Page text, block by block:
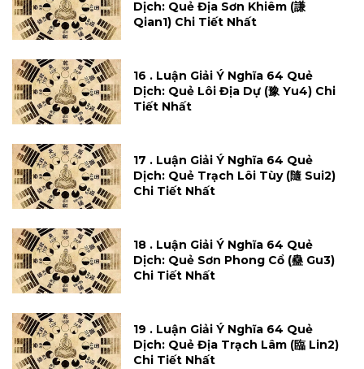
Dịch: Quẻ Địa Sơn Khiêm (謙
Qian1) Chi Tiết Nhất
16 . Luận Giải Ý Nghĩa 64 Quẻ
Dịch: Quẻ Lôi Địa Dự (豫 Yu4) Chi
Tiết Nhất
17 . Luận Giải Ý Nghĩa 64 Quẻ
Dịch: Quẻ Trạch Lôi Tùy (隨 Sui2)
Chi Tiết Nhất
18 . Luận Giải Ý Nghĩa 64 Quẻ
Dịch: Quẻ Sơn Phong Cổ (蠱 Gu3)
Chi Tiết Nhất
19 . Luận Giải Ý Nghĩa 64 Quẻ
Dịch: Quẻ Địa Trạch Lâm (臨 Lin2)
Chi Tiết Nhất